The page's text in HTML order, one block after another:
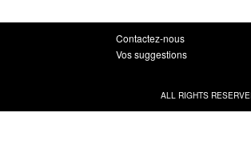
Contactez-nous
Vos suggestions
ALL RIGHTS